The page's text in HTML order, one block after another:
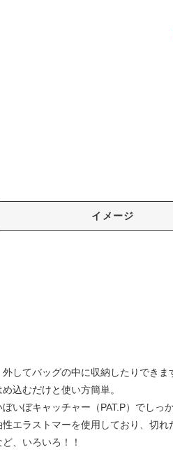
イメージ
してバッグの中に収納したりできま
込むだけと使い方簡単。
いぼキャッチャー（PAT.P）でしっ
エラストマーを使用しており、切れ
、いろいろ！！